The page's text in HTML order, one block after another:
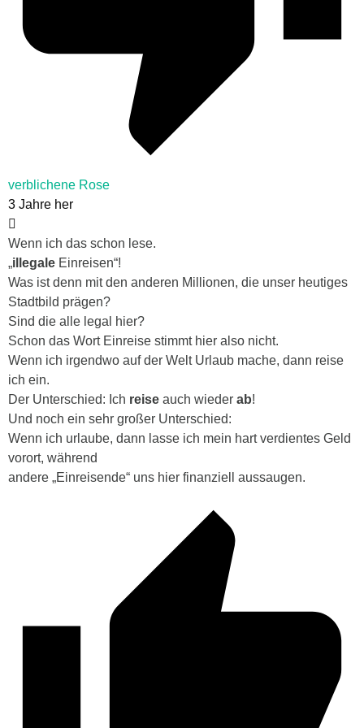
verblichene Rose
3 Jahre her
Wenn ich das schon lese.
„illegale Einreisen“!
Was ist denn mit den anderen Millionen, die unser heutiges
Stadtbild prägen?
Sind die alle legal hier?
Schon das Wort Einreise stimmt hier also nicht.
Wenn ich irgendwo auf der Welt Urlaub mache, dann reise
ich ein.
Der Unterschied: Ich reise auch wieder ab!
Und noch ein sehr großer Unterschied:
Wenn ich urlaube, dann lasse ich mein hart verdientes Geld
vorort, während
andere „Einreisende“ uns hier finanziell aussaugen.